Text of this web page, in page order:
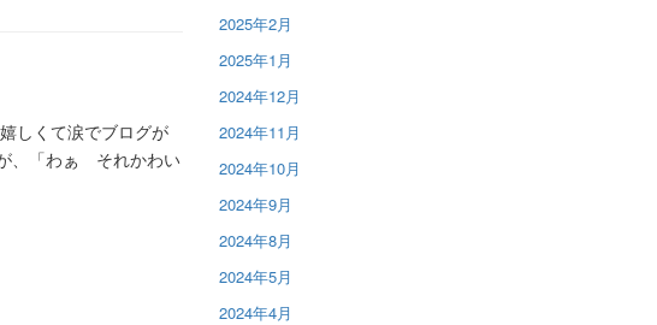
しくて涙でブログが
、「わぁ それかわい
2025年2月
2025年1月
2024年12月
2024年11月
2024年10月
2024年9月
2024年8月
2024年5月
2024年4月